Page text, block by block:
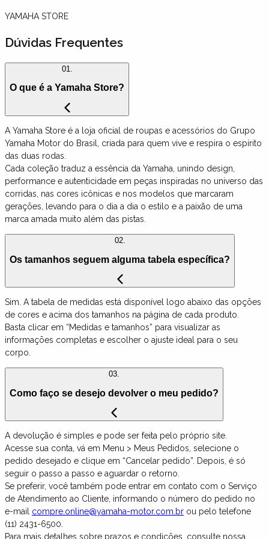
YAMAHA STORE
Dúvidas Frequentes
01.
O que é a Yamaha Store?
A Yamaha Store é a loja oficial de roupas e acessórios do Grupo
Yamaha Motor do Brasil, criada para quem vive e respira o espírito
das duas rodas.
Cada coleção traduz a essência da Yamaha, unindo design,
performance e autenticidade em peças inspiradas no universo das
corridas, nas cores icônicas e nos modelos que marcaram
gerações, levando para o dia a dia o estilo e a paixão de uma
marca amada muito além das pistas.
02.
Os tamanhos seguem alguma tabela específica?
Sim. A tabela de medidas está disponível logo abaixo das opções
de cores e acima dos tamanhos na página de cada produto.
Basta clicar em “Medidas e tamanhos” para visualizar as
informações completas e escolher o ajuste ideal para o seu
corpo.
03.
Como faço se desejo devolver o meu pedido?
A devolução é simples e pode ser feita pelo próprio site.
Acesse sua conta, vá em Menu > Meus Pedidos, selecione o
pedido desejado e clique em “Cancelar pedido”. Depois, é só
seguir o passo a passo e aguardar o retorno.
Se preferir, você também pode entrar em contato com o Serviço
de Atendimento ao Cliente, informando o número do pedido no
e-mail compre.online@yamaha-motor.com.br ou pelo telefone
(11) 2431-6500.
Para mais detalhes sobre prazos e condições, consulte nossa